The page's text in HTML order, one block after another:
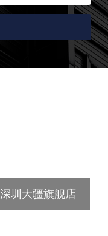
室广州摄影公司广